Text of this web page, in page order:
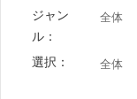
ジャン
ル：
全体
選択： 全体